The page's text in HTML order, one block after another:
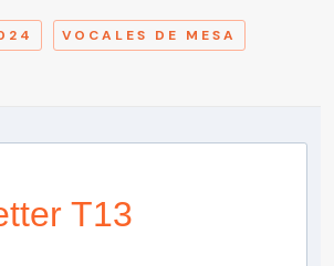
VOCALES DE MESA
T13